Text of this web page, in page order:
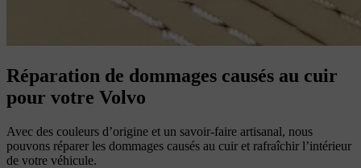
Réparation de dommages causés au cuir
pour votre Volvo
Avec des couleurs d’origine et un savoir-faire artisanal, nous
pouvons réparer les dommages causés au cuir et rafraîchir l’intérieur
de votre véhicule.